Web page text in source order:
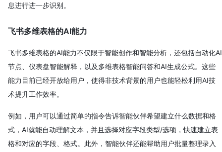
息进行进一步识别。
飞书多维表格的AI能力
飞书多维表格的AI能力不仅限于智能创作和智能分析，还包括自动化AI
节点、仪表盘智能解释，以及多维表格智能问答和AI生成公式。这些
能力目前已经开放给用户，使得非技术背景的用户也能轻松利用AI技
术提升工作效率。
例如，用户可以通过简单的指令告诉智能伙伴希望建立什么数据和格
式，AI就能自动理解文本，并且选择对应字段类型/选项，快速建立表
格和对应的字段、格式。此外，智能伙伴还能帮助用户批量整理录入